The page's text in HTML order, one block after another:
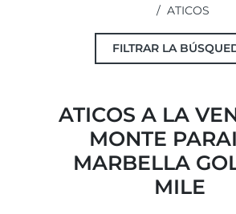
ATICOS
FILTRAR LA
ATICOS A LA
MONTE
MARBELLA
MILE